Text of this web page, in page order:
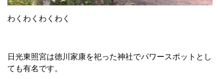
わくわくわくわく
日光東照宮は徳川家康を祀った神社でパワースポットとし
ても有名です。